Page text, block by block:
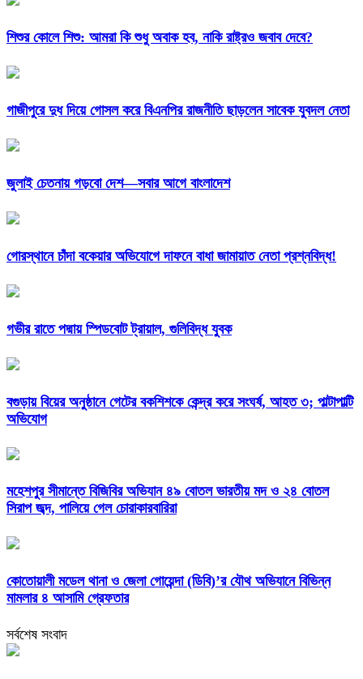
শিশুর কোলে শিশু: আমরা কি শুধু অবাক হব, নাকি রাষ্ট্রও জবাব দেবে?
গাজীপুরে দুধ দিয়ে গোসল করে বিএনপির রাজনীতি ছাড়লেন সাবেক যুবদল নেতা
জুলাই চেতনায় গড়বো দেশ—সবার আগে বাংলাদেশ
গোরস্থানে চাঁদা বকেয়ার অভিযোগে দাফনে বাধা জামায়াত নেতা প্রশ্নবিদ্ধ!
গভীর রাতে পদ্মায় স্পিডবোট ট্রায়াল, গুলিবিদ্ধ যুবক
বগুড়ায় বিয়ের অনুষ্ঠানে গেটের বকশিশকে কেন্দ্র করে সংঘর্ষ, আহত ৩; পাল্টাপাল্টি
অভিযোগ
মহেশপুর সীমান্তে বিজিবির অভিযান ৪৯ বোতল ভারতীয় মদ ও ২৪ বোতল
সিরাপ জব্দ, পালিয়ে গেল চোরাকারবারিরা
কোতোয়ালী মডেল থানা ও জেলা গোয়েন্দা (ডিবি)’র যৌথ অভিযানে বিভিন্ন
মামলার ৪ আসামি গ্রেফতার
সর্বশেষ সংবাদ